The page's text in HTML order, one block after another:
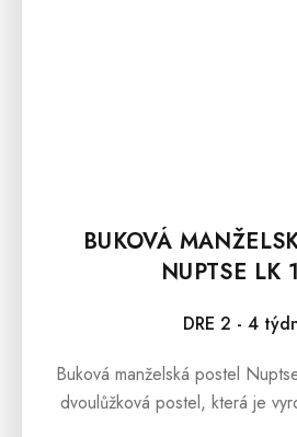
BUKOVÁ
NUPTSE LK
DRE 2 - 4
Buková manželská postel
dvoulůžková postel, která je